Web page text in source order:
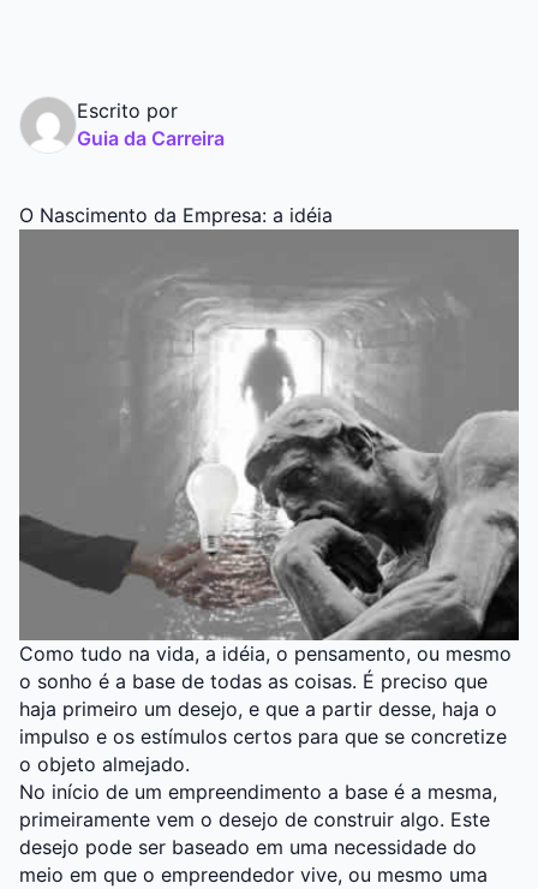
Escrito por
Guia da Carreira
O Nascimento da Empresa: a idéia
Como tudo na vida, a idéia, o pensamento, ou mesmo
o sonho é a base de todas as coisas. É preciso que
haja primeiro um desejo, e que a partir desse, haja o
impulso e os estímulos certos para que se concretize
o objeto almejado.
No início de um empreendimento a base é a mesma,
primeiramente vem o desejo de construir algo. Este
desejo pode ser baseado em uma necessidade do
meio em que o empreendedor vive, ou mesmo uma